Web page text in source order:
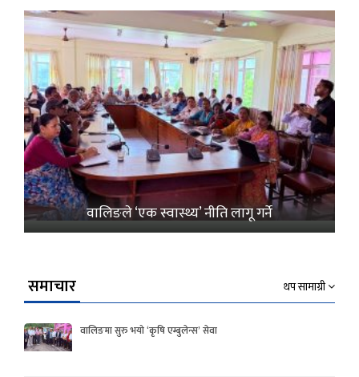
वालिङले ‘एक स्वास्थ्य’ नीति लागू गर्ने
समाचार थप सामाग्री
वालिङमा सुरु भयो ‘कृषि एम्बुलेन्स’ सेवा